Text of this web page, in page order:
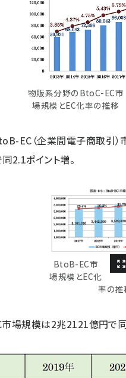
物販系分野のBtoC-EC市
場規模とEC化率の推移
EC（企業間電子商取引
2.1ポイント増。
BtoB-EC市
場規模とEC化
率の推
場規模は2兆2121億円で